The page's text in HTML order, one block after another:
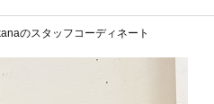
のスタッフコーディネート